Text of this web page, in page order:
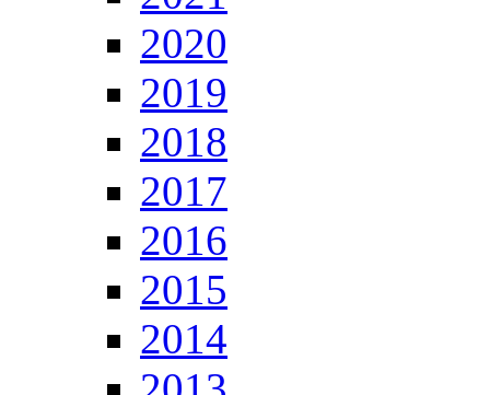
2020
2019
2018
2017
2016
2015
2014